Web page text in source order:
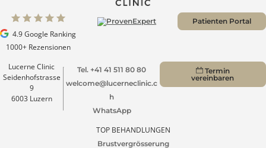
4.9 Google Ranking
Patienten Portal
Tel. +41 41 511 80 80
welcome@lucerneclinic.c